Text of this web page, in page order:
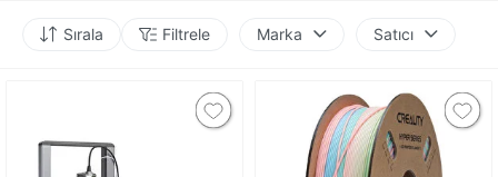
Sırala Filtrele Marka Satıcı